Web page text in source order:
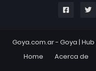
Goya.com.ar - Goya |
Home
Acerca de